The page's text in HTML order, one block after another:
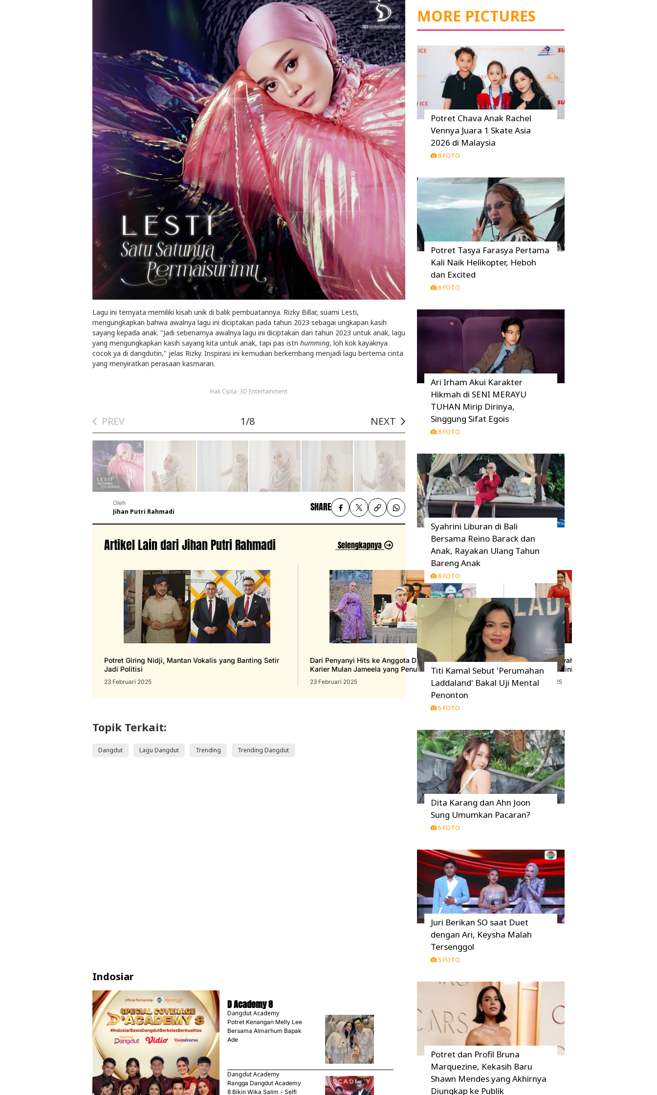
Lagu ini ternyata memiliki kisah unik di balik pembuatannya. Rizky Billar, suami Lesti,
mengungkapkan bahwa awalnya lagu ini diciptakan pada tahun 2023 sebagai ungkapan kasih
sayang kepada anak. "Jadi sebenarnya awalnya lagu ini diciptakan dari tahun 2023 untuk anak, lagu
yang mengungkapkan kasih sayang kita untuk anak, tapi pas istri humming, loh kok kayaknya
cocok ya di dangdutin," jelas Rizky. Inspirasi ini kemudian berkembang menjadi lagu bertema cinta
yang menyiratkan perasaan kasmaran.
Hak Cipta: 3D Entertainment
PREV 1/8 NEXT
Oleh
Jihan Putri Rahmadi SHARE
Artikel Lain dari Jihan Putri Rahmadi Selengkapnya
Potret Giring Nidji, Mantan Vokalis yang Banting Setir
Jadi Politisi
23 Februari 2025
Dari Penyanyi Hits ke Anggota DPR, Intip Perjalanan
Karier Mulan Jameela yang Penuh Lika-Liku!
23 Februari 2025
Potret Rieke Dyah Pitaloka Si 'Oneng' di
BAJURI yang Kini Jadi Politikus
16 Februari 2025
Topik Terkait:
Dangdut Lagu Dangdut Trending Trending Dangdut
Indosiar
D Academy 8
Dangdut Academy
Potret Kenangan Melly Lee
Bersama Almarhum Bapak
Ade
Dangdut Academy
Rangga Dangdut Academy
8 Bikin Wika Salim - Selfi
MORE PICTURES
Potret Chava Anak Rachel
Vennya Juara 1 Skate Asia
2026 di Malaysia
8 FOTO
Potret Tasya Farasya Pertama
Kali Naik Helikopter, Heboh
dan Excited
6 FOTO
Ari Irham Akui Karakter
Hikmah di SENI MERAYU
TUHAN Mirip Dirinya,
Singgung Sifat Egois
6 FOTO
Syahrini Liburan di Bali
Bersama Reino Barack dan
Anak, Rayakan Ulang Tahun
Bareng Anak
8 FOTO
Titi Kamal Sebut 'Perumahan
Laddaland' Bakal Uji Mental
Penonton
5 FOTO
Dita Karang dan Ahn Joon
Sung Umumkan Pacaran?
5 FOTO
Juri Berikan SO saat Duet
dengan Ari, Keysha Malah
Tersenggol
5 FOTO
Potret dan Profil Bruna
Marquezine, Kekasih Baru
Shawn Mendes yang Akhirnya
Diungkap ke Publik